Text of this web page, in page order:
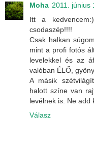
Moha 2011. június
Itt a
csodaszép!!!!
Csak halkan
mint a profi fotós
levelekkel és az
valóban ÉLŐ,
A másik
halott színe van
levélnek is. Ne add
Válasz